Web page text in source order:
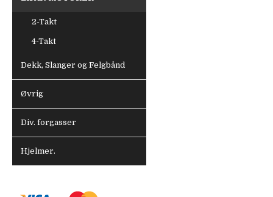
2-Takt
4-Takt
Dekk, Slanger og Felgbånd
Øvrig
Div. forgasser
Hjelmer.